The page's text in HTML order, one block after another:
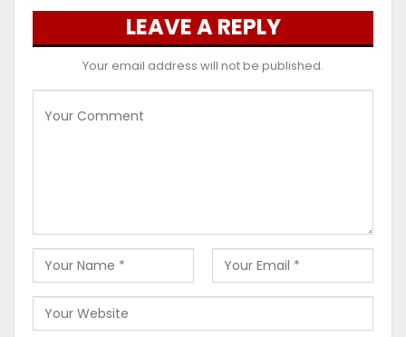
LEAVE A REPLY
Your email address will not be published.